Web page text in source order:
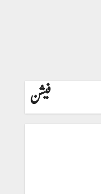
فیشن